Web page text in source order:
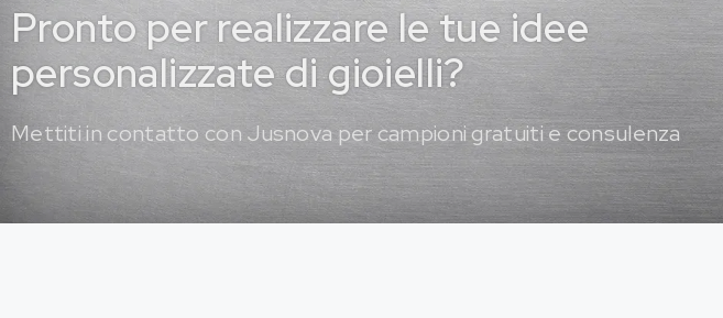
Pronto per realizzare le tue idee
personalizzate di gioielli?
Mettiti in contatto con Jusnova per campioni gratuiti e consulenza